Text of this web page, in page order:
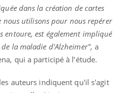
dans la création de cartes
nous utilisons pour nous repérer
entoure, est également impliqué
la maladie d'Alzheimer", a
qui a participé à l’étude.
auteurs indiquent qu'il s'agit